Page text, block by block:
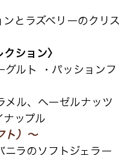
ンとラズベリーのクリス
ション〉
グルト ・パッションフ
メル、ヘーゼルナッツ
ナップル
ト）～
ニラのソフトジェラー